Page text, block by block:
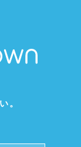
。